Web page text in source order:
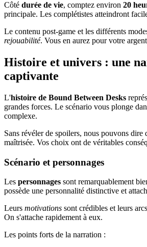
Côté durée de vie, comptez environ 20
principale. Les complétistes atteindront
Le contenu post-game et les différents
rejouabilité. Vous en aurez pour votre
Histoire et univers : une
captivante
L'histoire de Bound Between Desks
grandes forces. Le scénario vous plonge
complexe.
Sans révéler de spoilers, nous pouvons dire
maîtrisée. Vos choix ont de véritables
Scénario et personnages
Les personnages sont remarquablement
possède une personnalité distinctive et
Leurs motivations sont crédibles et leurs
On s'attache rapidement à eux.
Les points forts de la narration :